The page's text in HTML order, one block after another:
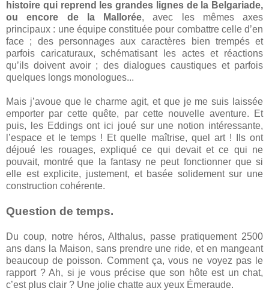
histoire qui reprend les grandes lignes de la Belgariade,
ou encore de la Mallorée, avec les mêmes axes
principaux : une équipe constituée pour combattre celle d’en
face ; des personnages aux caractères bien trempés et
parfois caricaturaux, schématisant les actes et réactions
qu’ils doivent avoir ; des dialogues caustiques et parfois
quelques longs monologues...
Mais j’avoue que le charme agit, et que je me suis laissée
emporter par cette quête, par cette nouvelle aventure. Et
puis, les Eddings ont ici joué sur une notion intéressante,
l’espace et le temps ! Et quelle maîtrise, quel art ! Ils ont
déjoué les rouages, expliqué ce qui devait et ce qui ne
pouvait, montré que la fantasy ne peut fonctionner que si
elle est explicite, justement, et basée solidement sur une
construction cohérente.
Question de temps.
Du coup, notre héros, Althalus, passe pratiquement 2500
ans dans la Maison, sans prendre une ride, et en mangeant
beaucoup de poisson. Comment ça, vous ne voyez pas le
rapport ? Ah, si je vous précise que son hôte est un chat,
c’est plus clair ? Une jolie chatte aux yeux Émeraude.